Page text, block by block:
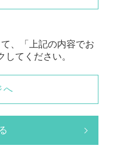
、「上記の内容でお
してください。
へ